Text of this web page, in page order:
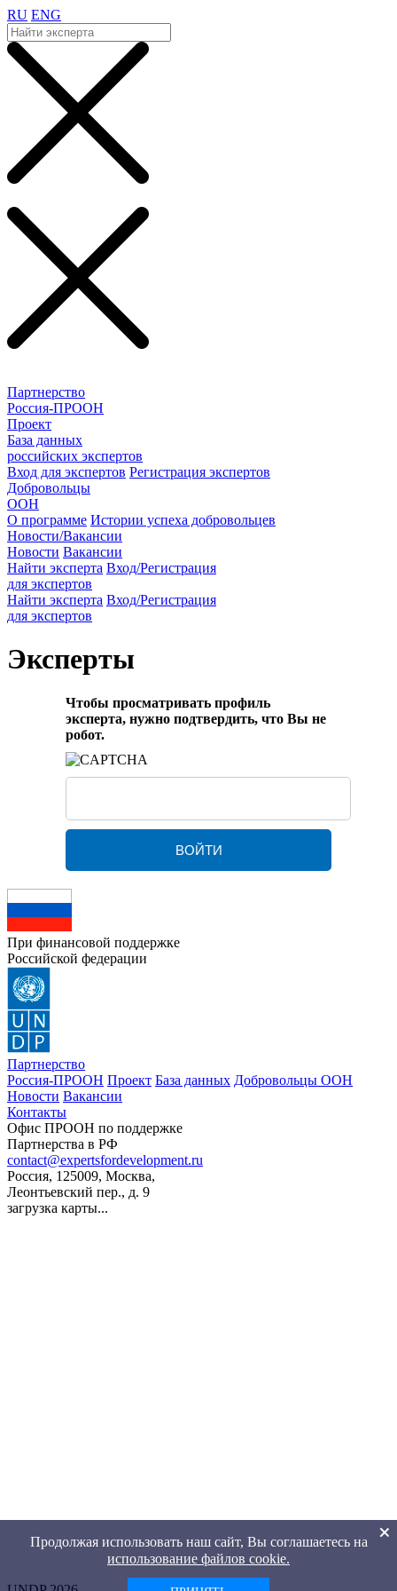
RU ENG
Партнерство
Россия-ПРООН
Проект
База данных
российских экспертов
Вход для экспертов Регистрация экспертов
Добровольцы
ООН
О программе Истории успеха добровольцев
Новости/Вакансии
Новости Вакансии
Найти эксперта Вход/Регистрация
для экспертов
Найти эксперта Вход/Регистрация
для экспертов
Эксперты
Чтобы просматривать профиль
эксперта, нужно подтвердить, что Вы не
робот.
При финансовой поддержке
Российской федерации
Партнерство
Россия-ПРООН Проект База данных Добровольцы ООН
Новости Вакансии
Контакты
Офис ПРООН по поддержке
Партнерства в РФ
contact@expertsfordevelopment.ru
Россия, 125009, Москва,
Леонтьевский пер., д. 9
загрузка карты...
Продолжая использовать наш сайт, Вы соглашаетесь на
использование файлов cookie.